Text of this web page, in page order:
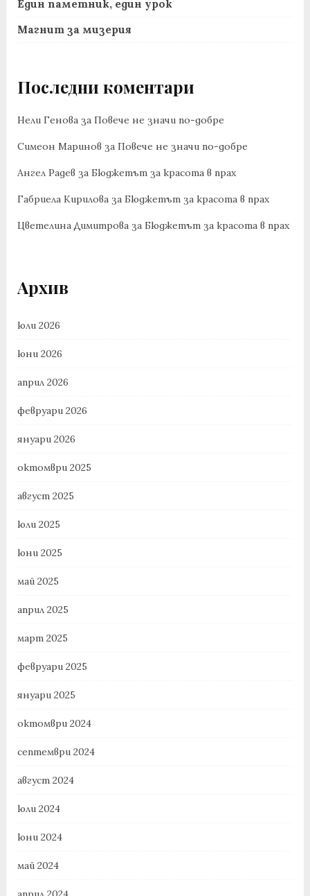
Един паметник, един урок
Магнит за мизерия
Последни коментари
Нели Генова за Повече не значи по-добре
Симеон Маринов за Повече не значи по-добре
Ангел Радев за Бюджетът за красота в прах
Габриела Кирилова за Бюджетът за красота в прах
Цветелина Димитрова за Бюджетът за красота в прах
Архив
юли 2026
юни 2026
април 2026
февруари 2026
януари 2026
октомври 2025
август 2025
юли 2025
юни 2025
май 2025
април 2025
март 2025
февруари 2025
януари 2025
октомври 2024
септември 2024
август 2024
юли 2024
юни 2024
май 2024